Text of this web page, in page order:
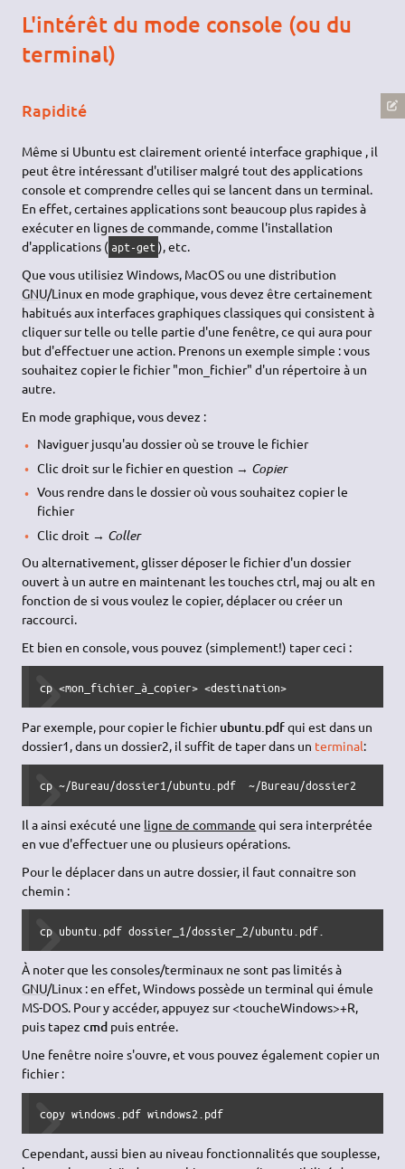
L'intérêt du mode console (ou du
terminal)
Rapidité
Même si Ubuntu est clairement orienté interface graphique , il
peut être intéressant d'utiliser malgré tout des applications
console et comprendre celles qui se lancent dans un terminal.
En effet, certaines applications sont beaucoup plus rapides à
exécuter en lignes de commande, comme l'installation
d'applications ( apt-get ), etc.
Que vous utilisiez Windows, MacOS ou une distribution
GNU/Linux en mode graphique, vous devez être certainement
habitués aux interfaces graphiques classiques qui consistent à
cliquer sur telle ou telle partie d'une fenêtre, ce qui aura pour
but d'effectuer une action. Prenons un exemple simple : vous
souhaitez copier le fichier "mon_fichier" d'un répertoire à un
autre.
En mode graphique, vous devez :
Naviguer jusqu'au dossier où se trouve le fichier
Clic droit sur le fichier en question → Copier
Vous rendre dans le dossier où vous souhaitez copier le
fichier
Clic droit → Coller
Ou alternativement, glisser déposer le fichier d'un dossier
ouvert à un autre en maintenant les touches ctrl, maj ou alt en
fonction de si vous voulez le copier, déplacer ou créer un
raccourci.
Et bien en console, vous pouvez (simplement!) taper ceci :
cp <mon_fichier_à_copier> <destination>
Par exemple, pour copier le fichierubuntu.pdfqui est dans un
dossier1, dans un dossier2, il suffit de taper dans un terminal:
cp ~/Bureau/dossier1/ubuntu.pdf  ~/Bureau/dossier2
Il a ainsi exécuté une ligne de commande qui sera interprétée
en vue d'effectuer une ou plusieurs opérations.
Pour le déplacer dans un autre dossier, il faut connaitre son
chemin :
cp ubuntu.pdf dossier_1/dossier_2/ubuntu.pdf.
À noter que les consoles/terminaux ne sont pas limités à
GNU/Linux : en effet, Windows possède un terminal qui émule
MS-DOS. Pour y accéder, appuyez sur <toucheWindows>+R,
puis tapezcmd puis entrée.
Une fenêtre noire s'ouvre, et vous pouvez également copier un
fichier :
copy windows.pdf windows2.pdf
Cependant, aussi bien au niveau fonctionnalités que souplesse,